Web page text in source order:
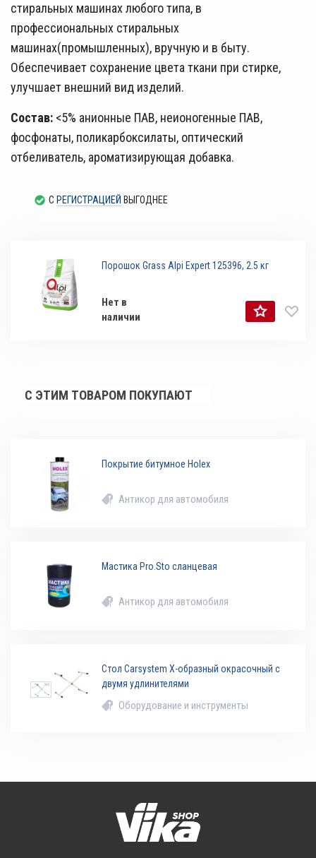
стиральных машинах любого типа, в
профессиональных стиральных
машинах(промышленных), вручную и в быту.
Обеспечивает сохранение цвета ткани при стирке,
улучшает внешний вид изделий.
Состав: <5% анионные ПАВ, неионогенные ПАВ,
фосфонаты, поликарбоксилаты, оптический
отбеливатель, ароматизирующая добавка.
С РЕГИСТРАЦИЕЙ ВЫГОДНЕЕ
Порошок Grass Alpi Expert 125396, 2.5 кг
Нет в
наличии
С ЭТИМ ТОВАРОМ ПОКУПАЮТ
Покрытие битумное Holex
Антикор для автомобиля
Мастика Pro.Sto сланцевая
Антикор для автомобиля
Стол Carsystem X-образный окрасочный с
двумя удлинителями
Оборудование и инструменты